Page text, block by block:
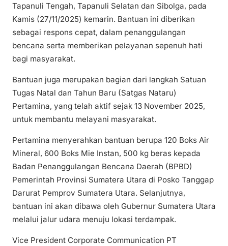
Tapanuli Tengah, Tapanuli Selatan dan Sibolga, pada
Kamis (27/11/2025) kemarin. Bantuan ini diberikan
sebagai respons cepat, dalam penanggulangan
bencana serta memberikan pelayanan sepenuh hati
bagi masyarakat.
Bantuan juga merupakan bagian dari langkah Satuan
Tugas Natal dan Tahun Baru (Satgas Nataru)
Pertamina, yang telah aktif sejak 13 November 2025,
untuk membantu melayani masyarakat.
Pertamina menyerahkan bantuan berupa 120 Boks Air
Mineral, 600 Boks Mie Instan, 500 kg beras kepada
Badan Penanggulangan Bencana Daerah (BPBD)
Pemerintah Provinsi Sumatera Utara di Posko Tanggap
Darurat Pemprov Sumatera Utara. Selanjutnya,
bantuan ini akan dibawa oleh Gubernur Sumatera Utara
melalui jalur udara menuju lokasi terdampak.
Vice President Corporate Communication PT